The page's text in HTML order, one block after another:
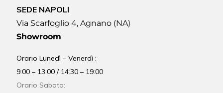
SEDE NAPOLI
Via Scarfoglio 4, Agnano (NA)
Showroom
Orario Lunedì – Venerdì :
9:00 – 13:00 / 14:30 – 19:00
Orario Sabato: